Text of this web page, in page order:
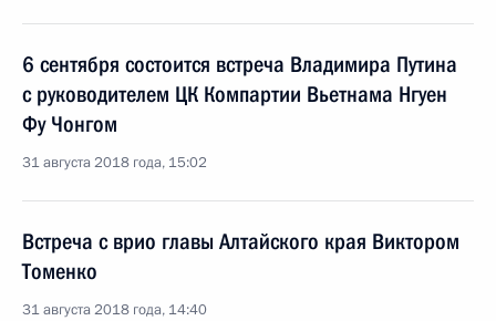
6 сентября состоится встреча Владимира Путина
с руководителем ЦК Компартии Вьетнама Нгуен
Фу Чонгом
31 августа 2018 года, 15:02
Встреча с врио главы Алтайского края Виктором
Томенко
31 августа 2018 года, 14:40